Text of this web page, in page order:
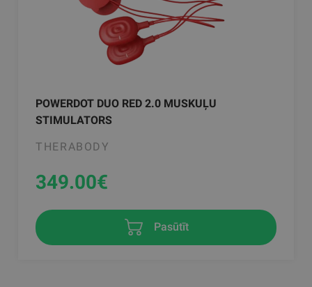
POWERDOT DUO RED 2.0 MUSKUĻU
STIMULATORS
THERABODY
349.00€
Pasūtīt